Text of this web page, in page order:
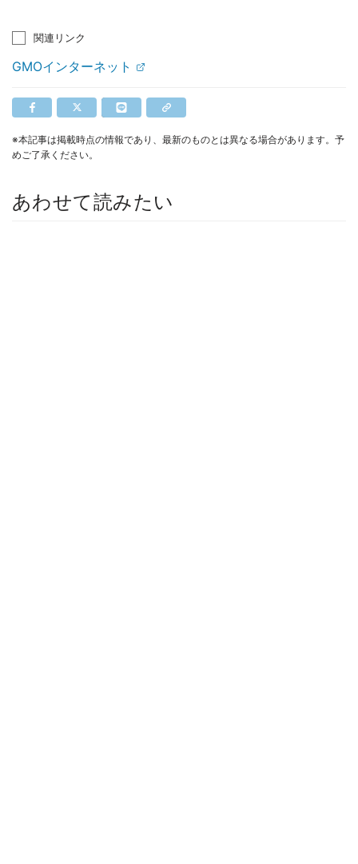
関連リンク
GMOインターネット
※本記事は掲載時点の情報であり、最新のものとは異なる場合があります。予
めご了承ください。
あわせて読みたい